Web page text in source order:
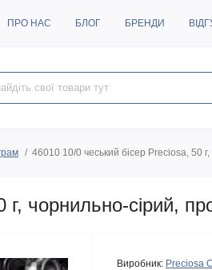
ПРО НАС БЛОГ БРЕНДИ
46010 10/0 чеський бісер Preciosa, 50
чорнильно-сірий,
Виробник: Preciosa